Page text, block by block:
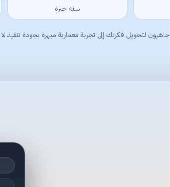
سنة خبرة
جاهزون لتحويل فكرتك إلى تجربة معمارية مبهرة بجودة تنفيذ لا